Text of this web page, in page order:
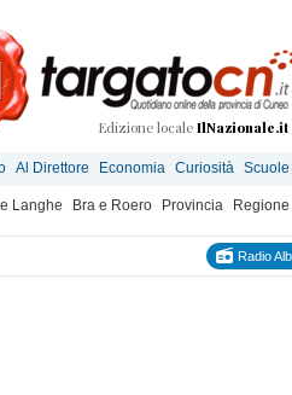
Edizione locale IlNazionale.it
Al Direttore Economia Curiosità Scuole
Langhe Bra e Roero Provincia Regione
Radio